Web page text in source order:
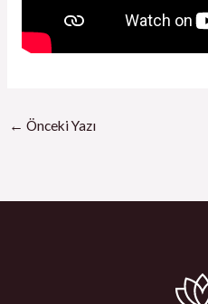
← Önceki Yazı